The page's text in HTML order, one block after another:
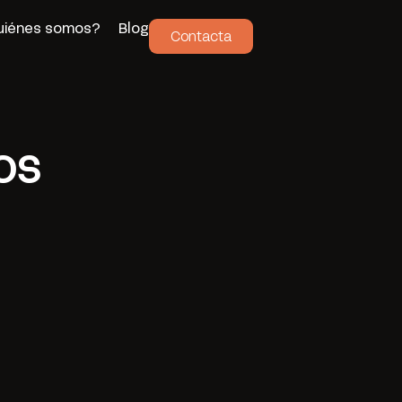
somos? Blog Contacta